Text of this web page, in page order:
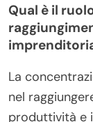
Qual è il
La
nel
produttività e